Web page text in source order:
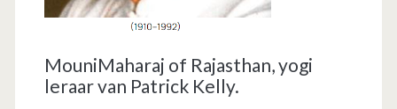
MouniMaharaj of Rajasthan, yogi
leraar van Patrick Kelly.